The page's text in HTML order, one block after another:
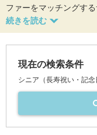
ファーをマッチングする
現在の検索条件
シニア（長寿祝い・記念